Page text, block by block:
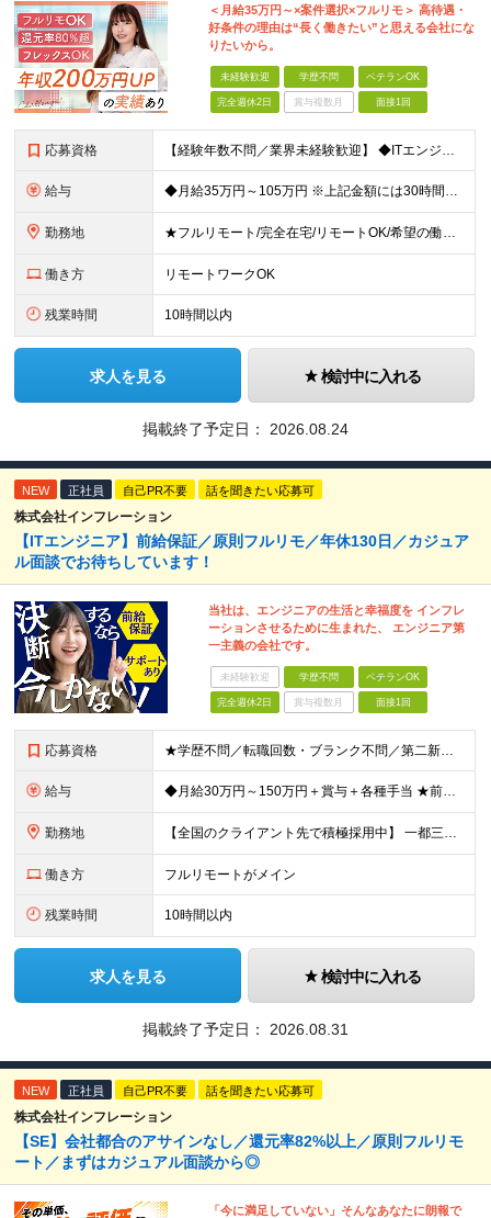
＜月給35万円～×案件選択×フルリモ＞ 高待遇・
好条件の理由は“長く働きたい”と思える会社にな
りたいから。
未経験歓迎 学歴不問 ベテランOK
完全週休2日 賞与複数月 面接1回
応募資格 【経験年数不問／業界未経験歓迎】 ◆ITエンジニアとしての実務経験がある方 （開発・インフラ・テスト・ヘルプデスクなどジャンル不問） ※学歴不問 ※ブランクがある方、独学から実務経験をお持ちの方も大
給与 ◆月給35万円～105万円 ※上記金額には30時間分・6万6000円～19.9万円の固定残業代が含まれています。 固定残業代を超える勤務が発生した場合は、追加支給いたします。 ※試用期間3ヶ月あり
勤務地 ★フルリモート/完全在宅/リモートOK/希望の働き方が叶う ◆ご自身のご希望や居住地を考慮し、決定します。 ◆転居を伴う転勤はありません。 全国各地のプロジェクト先での勤務となります。 【東京本
働き方 リモートワークOK
残業時間 10時間以内
求人を見る 検討中に入れる
掲載終了予定日： 2026.08.24
NEW 正社員 自己PR不要 話を聞きたい応募可
株式会社インフレーション
【ITエンジニア】前給保証／原則フルリモ／年休130日／カジュア
ル面談でお待ちしています！
当社は、エンジニアの生活と幸福度を インフレ
ーションさせるために生まれた、 エンジニア第
一主義の会社です。
未経験歓迎 学歴不問 ベテランOK
完全週休2日 賞与複数月 面接1回
応募資格 ★学歴不問／転職回数・ブランク不問／第二新卒も歓迎！ 【応募条件】 エンジニア実務経験がある方 ※領域や担当工程は問いません。 ◎学歴・ブランク・転職回数不問。 ◎選考はWebで完結！即日内定も！
給与 ◆月給30万円～150万円＋賞与＋各種手当 ★前職給与保証／スキル・経験により決定します。 ★給与は案件単価に完全連動 ★案件の契約内容や昇給、賞与額はすべて開示いたします。 ※上記給与には、月3
勤務地 【全国のクライアント先で積極採用中】 一都三県／関西／九州／東海を中心に全国の案件をご用意。 ★完全在宅勤務も可！ ★プロジェクトは完全選択制 ★フルリモート案件の選択も可能 【100％希望の案件に
働き方 フルリモートがメイン
残業時間 10時間以内
求人を見る 検討中に入れる
掲載終了予定日： 2026.08.31
NEW 正社員 自己PR不要 話を聞きたい応募可
株式会社インフレーション
【SE】会社都合のアサインなし／還元率82%以上／原則フルリモ
ート／まずはカジュアル面談から◎
「今に満足していない」そんなあなたに朗報で